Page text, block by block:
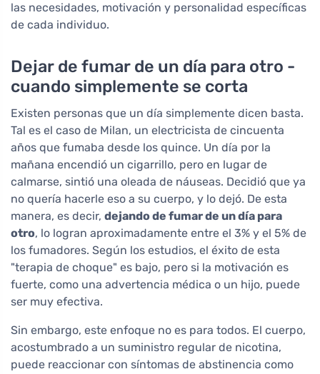
las necesidades, motivación y personalidad específicas
de cada individuo.
Dejar de fumar de un día para otro -
cuando simplemente se corta
Existen personas que un día simplemente dicen basta.
Tal es el caso de Milan, un electricista de cincuenta
años que fumaba desde los quince. Un día por la
mañana encendió un cigarrillo, pero en lugar de
calmarse, sintió una oleada de náuseas. Decidió que ya
no quería hacerle eso a su cuerpo, y lo dejó. De esta
manera, es decir, dejando de fumar de un día para
otro, lo logran aproximadamente entre el 3% y el 5% de
los fumadores. Según los estudios, el éxito de esta
"terapia de choque" es bajo, pero si la motivación es
fuerte, como una advertencia médica o un hijo, puede
ser muy efectiva.
Sin embargo, este enfoque no es para todos. El cuerpo,
acostumbrado a un suministro regular de nicotina,
puede reaccionar con síntomas de abstinencia como